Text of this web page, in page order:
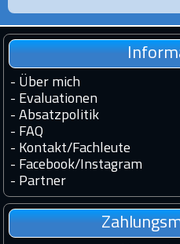
- Über mich
- Evaluationen
- Absatzpolitik
- FAQ
- Kontakt/Fachleute
- Facebook/Instagram
- Partner